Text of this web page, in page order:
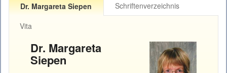
Dr. Margareta Siepen
Schriftenverzeichnis
Vita
Dr. Margareta
Siepen